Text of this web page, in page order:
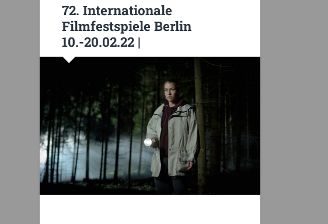
72. Internationale
Filmfestspiele Berlin
10.-20.02.22 |